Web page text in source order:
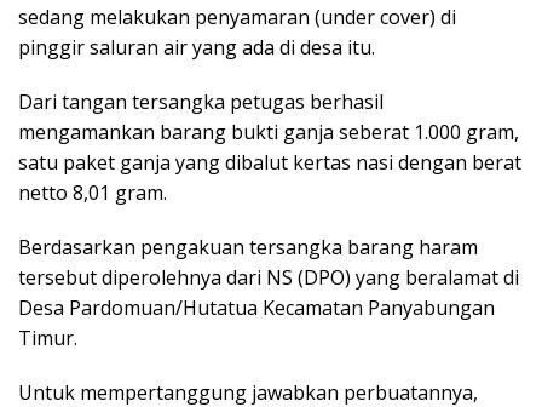
sedang melakukan penyamaran (under cover) di
pinggir saluran air yang ada di desa itu.
Dari tangan tersangka petugas berhasil
mengamankan barang bukti ganja seberat 1.000 gram,
satu paket ganja yang dibalut kertas nasi dengan berat
netto 8,01 gram.
Berdasarkan pengakuan tersangka barang haram
tersebut diperolehnya dari NS (DPO) yang beralamat di
Desa Pardomuan/Hutatua Kecamatan Panyabungan
Timur.
Untuk mempertanggung jawabkan perbuatannya,